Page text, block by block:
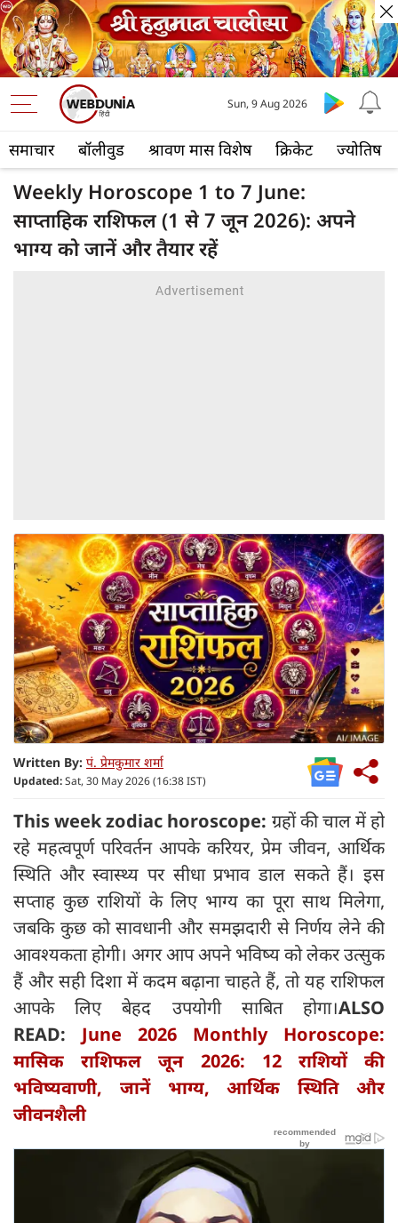
समाचार बॉलीवुड श्रावण मास विशेष क्रिकेट ज्योतिष
Sun, 9 Aug 2026
Weekly Horoscope 1 to 7 June:
साप्ताहिक राशिफल (1 से 7 जून 2026): अपने
भाग्य को जानें और तैयार रहें
Written By: पं. प्रेमकुमार शर्मा
Updated:Sat, 30 May 2026 (16:38 IST)
This week zodiac horoscope: ग्रहों की चाल में हो
रहे महत्वपूर्ण परिवर्तन आपके करियर, प्रेम जीवन, आर्थिक
स्थिति और स्वास्थ्य पर सीधा प्रभाव डाल सकते हैं। इस
सप्ताह कुछ राशियों के लिए भाग्य का पूरा साथ मिलेगा,
जबकि कुछ को सावधानी और समझदारी से निर्णय लेने की
आवश्यकता होगी। अगर आप अपने भविष्य को लेकर उत्सुक
हैं और सही दिशा में कदम बढ़ाना चाहते हैं, तो यह राशिफल
आपके लिए बेहद उपयोगी साबित होगा।ALSO
READ: June 2026 Monthly Horoscope:
मासिक राशिफल जून 2026: 12 राशियों की
भविष्यवाणी, जानें भाग्य, आर्थिक स्थिति और
जीवनशैली